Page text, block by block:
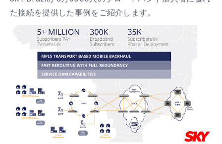
た接続を提供した事例をご紹介します。